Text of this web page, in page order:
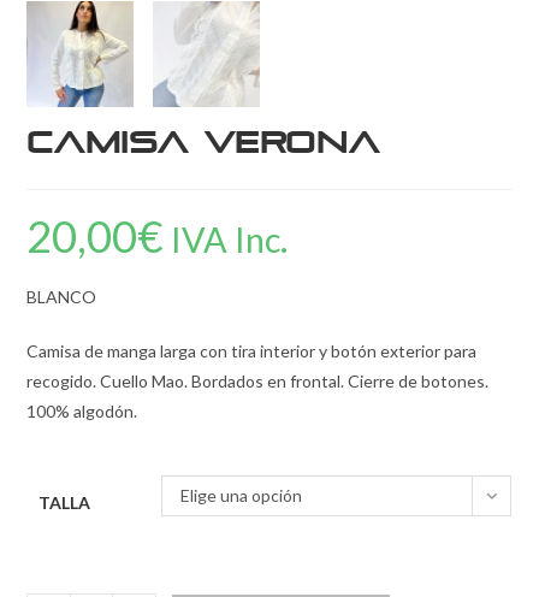
Camisa Verona
20,00€ IVA Inc.
BLANCO
Camisa de manga larga con tira interior y botón exterior para
recogido. Cuello Mao. Bordados en frontal. Cierre de botones.
100% algodón.
TALLA Elige una opción